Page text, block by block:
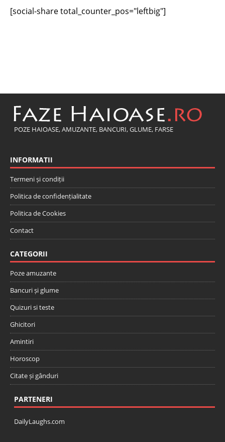
[social-share total_counter_pos="leftbig"]
POZE HAIOASE, AMUZANTE, BANCURI, GLUME, FARSE
INFORMATII
Termeni și condiții
Politica de confidențialitate
Politica de Cookies
Contact
CATEGORII
Poze amuzante
Bancuri și glume
Quizuri si teste
Ghicitori
Amintiri
Horoscop
Citate și gânduri
PARTENERI
DailyLaughs.com